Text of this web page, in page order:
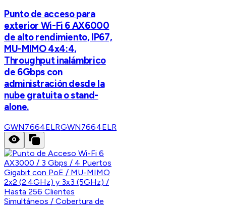
Punto de acceso para
exterior Wi-Fi 6 AX6000
de alto rendimiento, IP67,
MU-MIMO 4x4:4,
Throughput inalámbrico
de 6Gbps con
administración desde la
nube gratuita o stand-
alone.
GWN7664ELRGWN7664ELR